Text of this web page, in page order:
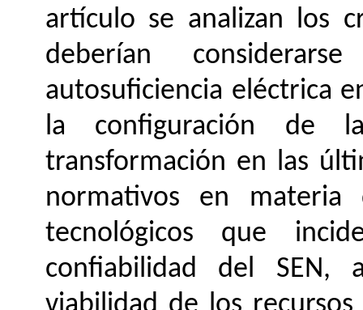
artículo se analizan los
deberían
autosuficiencia eléctrica
la configuración de
transformación en las
normativos en materia
tecnológicos que
confiabilidad del SEN,